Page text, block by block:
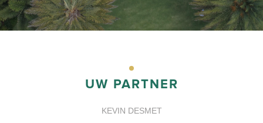
UW PARTNER
KEVIN DESMET